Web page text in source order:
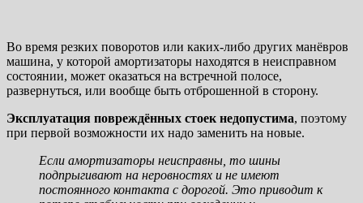
Во время резких поворотов или каких-либо других манёвров
машина, у которой амортизаторы находятся в неисправном
состоянии, может оказаться на встречной полосе,
развернуться, или вообще быть отброшенной в сторону.
Эксплуатация повреждённых стоек недопустима, поэтому
при первой возможности их надо заменить на новые.
Если амортизаторы неисправны, то шины
подпрыгивают на неровностях и не имеют
постоянного контакта с дорогой. Это приводит к